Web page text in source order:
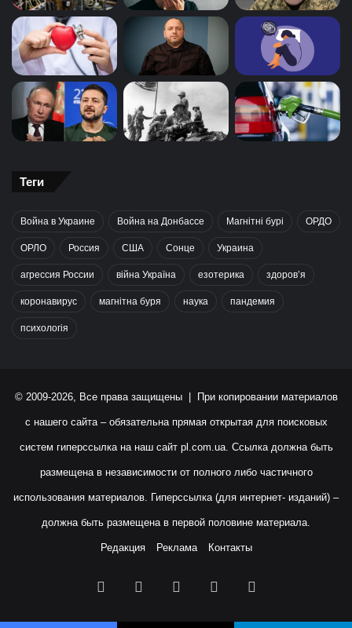
Теги
Война в Украине Война на Донбассе Магнітні бурі ОРДО
ОРЛО Россия США Сонце Украина
агрессия России війна Україна езотерика здоров’я
коронавирус магнітна буря наука пандемия
психологія
© 2009-2026, Все права защищены | При копировании материалов
с нашего сайта – обязательна прямая открытая для поисковых
систем гиперссылка на наш сайт pl.com.ua. Ссылка должна быть
размещена в независимости от полного либо частичного
использования материалов. Гиперссылка (для интернет- изданий) –
должна быть размещена в первой половине материала.
Редакция Реклама Контакты
Facebook YouTubeInstagram